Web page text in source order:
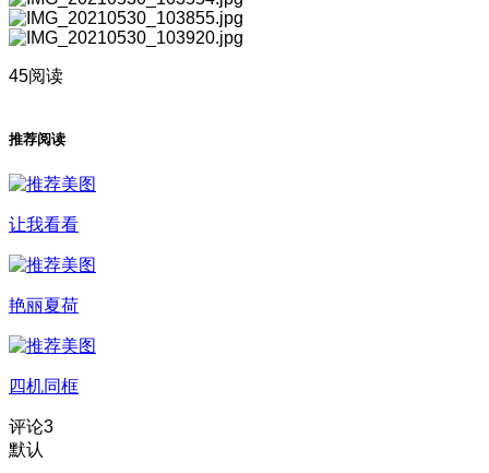
45阅读
推荐阅读
让我看看
艳丽夏荷
四机同框
评论3
默认